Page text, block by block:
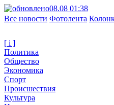
08.08 01:38
Все новости Фотолента
[ i ]
Политика
Общество
Экономика
Спорт
Происшествия
Культура